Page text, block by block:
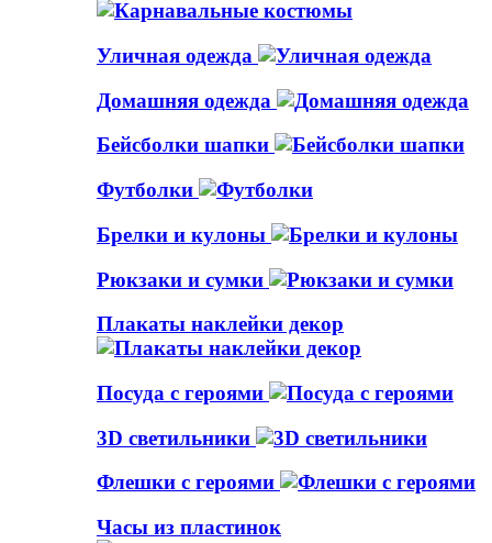
Уличная одежда
Домашняя одежда
Бейсболки шапки
Футболки
Брелки и кулоны
Рюкзаки и сумки
Плакаты наклейки декор
Посуда с героями
3D светильники
Флешки с героями
Часы из пластинок